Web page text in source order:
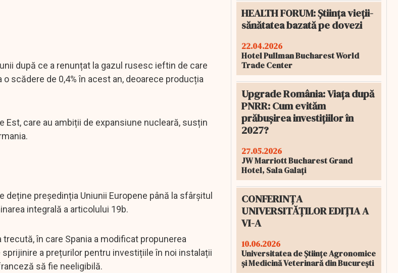
după ce a renunțat la gazul rusesc ieftin de care
scădere de 0,4% în acest an, deoarece producția
care au ambiții de expansiune nucleară, susțin
președinția Uniunii Europene până la sfârșitul
integrală a articolului 19b.
în care Spania a modificat propunerea
a prețurilor pentru investițiile în noi instalații
să fie neeligibilă.
HEALTH FORUM: Știința vieții-
sănătatea bazată pe dovezi
22.04.2026
Hotel Pullman Bucharest World
Trade Center
Upgrade România: Viața după
PNRR: Cum evităm
prăbușirea investițiilor în
2027?
27.05.2026
JW Marriott Bucharest Grand
Hotel, Sala Galați
CONFERINȚA
UNIVERSITĂȚILOR EDIȚIA A
VI-A
10.06.2026
Universitatea de Științe Agronomice
și Medicină Veterinară din București